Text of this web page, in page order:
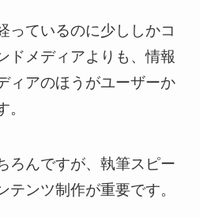
っているのに少ししかコ
ドメディアよりも、情報
ィアのほうがユーザーか
ろんですが、執筆スピー
テンツ制作が重要です。